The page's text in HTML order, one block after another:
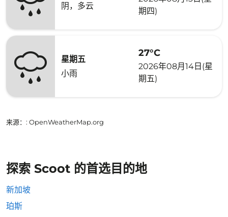
阴，多云
期四)
星期五
小雨
27°C
2026年08月14日(星
期五)
来源： : OpenWeatherMap.org
探索 Scoot 的首选目的地
新加坡
珀斯